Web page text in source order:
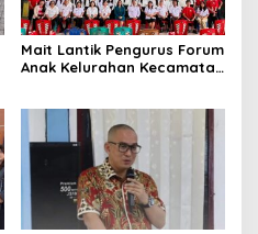
Mait Lantik Pengurus Forum
Anak Kelurahan Kecamatan